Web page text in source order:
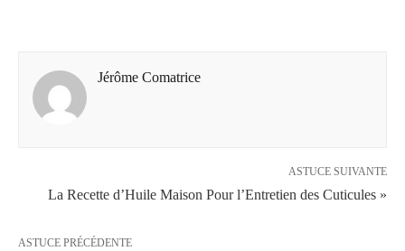
Jérôme Comatrice
ASTUCE SUIVANTE
La Recette d’Huile Maison Pour l’Entretien des Cuticules »
ASTUCE PRÉCÉDENTE